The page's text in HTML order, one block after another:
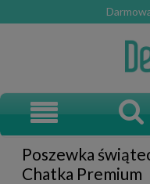
Poszewka
Chatka Premium